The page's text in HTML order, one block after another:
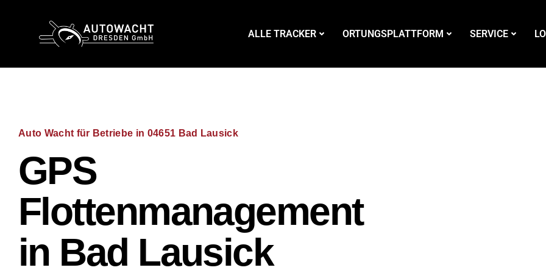
ALLE TRACKER ORTUNGSPLATTFORM SERVICE
Auto Wacht für Betriebe in 04651 Bad Lausick
GPS
Flottenmanagement
in Bad Lausick